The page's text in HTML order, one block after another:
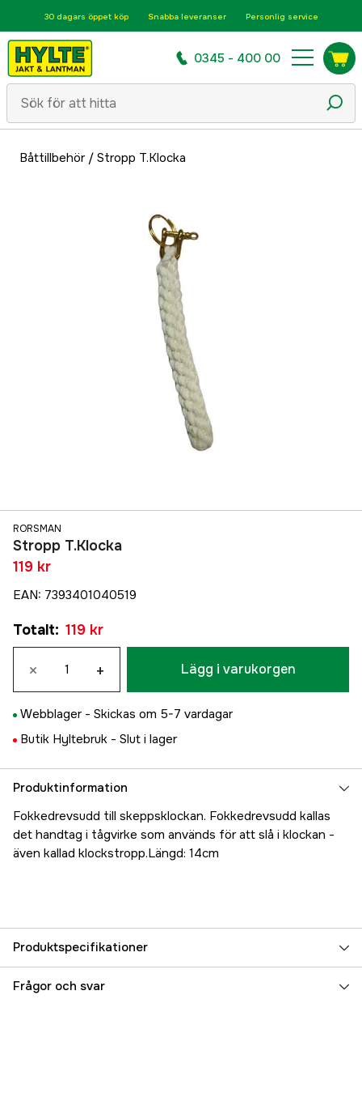
30 dagars öppet köp Snabba leveranser Personlig service
0345 - 400 00
Båttillbehör/ Stropp T.Klocka
RORSMAN
Stropp T.Klocka
119 kr
EAN: 7393401040519
Totalt: 119 kr
× + Lägg i varukorgen
Webblager - Skickas om 5-7 vardagar
Butik Hyltebruk - Slut i lager
Produktinformation
Fokkedrevsudd till skeppsklockan. Fokkedrevsudd kallas
det handtag i tågvirke som används för att slå i klockan -
även kallad klockstropp.Längd: 14cm
Produktspecifikationer
Referensnummer 5000024355
Frågor och svar